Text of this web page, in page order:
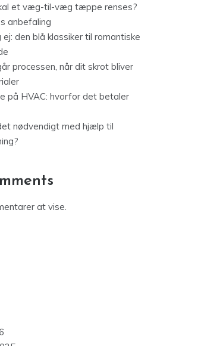
et væg-til-væg tæppe renses?
anbefaling
ej: den blå klassiker til romantiske
processen, når dit skrot bliver
på HVAC: hvorfor det betaler
nødvendigt med hjælp til
at vise.